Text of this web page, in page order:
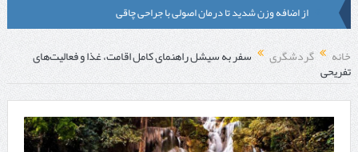
از اضافه وزن شدید تا درمان اصولی با جراحی چاقی
لیزر موهای زائد شاتی یا رولی؟ مقایسه لیزرهای واقعی با شبه‌ لیزر در
مشهد
قبل از تماس با تعمیرکار ماشین ظرفشویی وستینگهاوس این موارد را
بررسی کنید
خانه گردشگری سفر به سیشل راهنمای کامل اقامت، غذا و فعالیت‌های
تفریحی